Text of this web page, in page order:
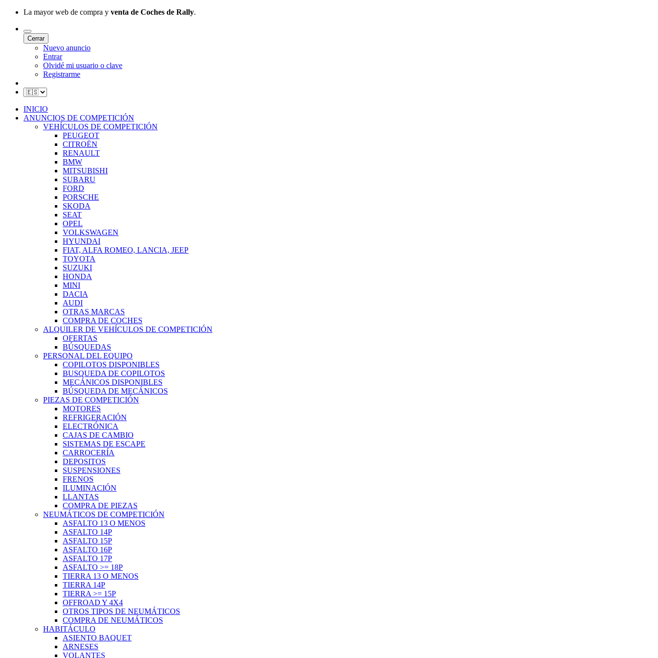
La mayor web de compra y venta de Coches de Rally.
Cerrar
Nuevo anuncio
Entrar
Olvidé mi usuario o clave
Registrarme
INICIO
ANUNCIOS DE COMPETICIÓN
VEHÍCULOS DE COMPETICIÓN
PEUGEOT
CITROËN
RENAULT
BMW
MITSUBISHI
SUBARU
FORD
PORSCHE
SKODA
SEAT
OPEL
VOLKSWAGEN
HYUNDAI
FIAT, ALFA ROMEO, LANCIA, JEEP
TOYOTA
SUZUKI
HONDA
MINI
DACIA
AUDI
OTRAS MARCAS
COMPRA DE COCHES
ALQUILER DE VEHÍCULOS DE COMPETICIÓN
OFERTAS
BÚSQUEDAS
PERSONAL DEL EQUIPO
COPILOTOS DISPONIBLES
BUSQUEDA DE COPILOTOS
MECÁNICOS DISPONIBLES
BÚSQUEDA DE MECÁNICOS
PIEZAS DE COMPETICIÓN
MOTORES
REFRIGERACIÓN
ELECTRÓNICA
CAJAS DE CAMBIO
SISTEMAS DE ESCAPE
CARROCERÍA
DEPOSITOS
SUSPENSIONES
FRENOS
ILUMINACIÓN
LLANTAS
COMPRA DE PIEZAS
NEUMÁTICOS DE COMPETICIÓN
ASFALTO 13 O MENOS
ASFALTO 14P
ASFALTO 15P
ASFALTO 16P
ASFALTO 17P
ASFALTO >= 18P
TIERRA 13 O MENOS
TIERRA 14P
TIERRA >= 15P
OFFROAD Y 4X4
OTROS TIPOS DE NEUMÁTICOS
COMPRA DE NEUMÁTICOS
HABITÁCULO
ASIENTO BAQUET
ARNESES
VOLANTES